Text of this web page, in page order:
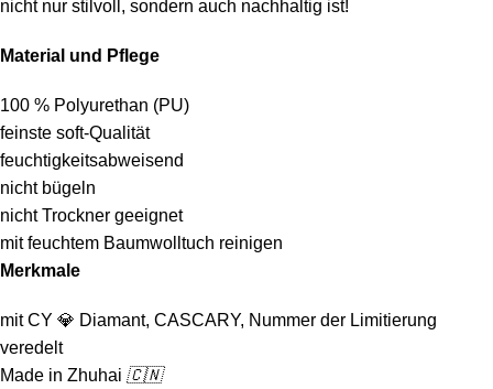
nicht nur stilvoll, sondern auch nachhaltig ist!
Material und Pflege
100 % Polyurethan (PU)
feinste soft-Qualität
feuchtigkeitsabweisend
nicht bügeln
nicht Trockner geeignet
mit feuchtem Baumwolltuch reinigen
Merkmale
mit CY 💎 Diamant, CASCARY, Nummer der Limitierung
veredelt
Made in Zhuhai 🇨🇳